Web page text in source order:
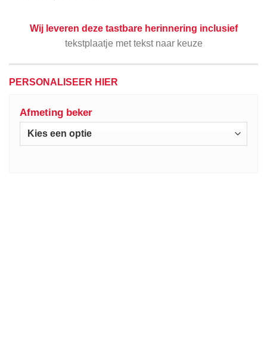
Wij leveren deze tastbare herinnering inclusief
tekstplaatje met tekst naar keuze
PERSONALISEER HIER
Afmeting beker